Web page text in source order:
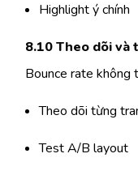
Highlight ý chính
8.10 Theo dõi và
Bounce rate không
Theo dõi từng
Test A/B layout